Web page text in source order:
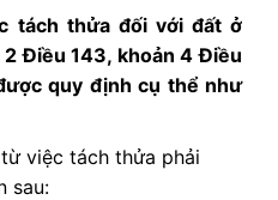
tách thửa đối với đất ở
Điều 143, khoản 4 Điều
quy định cụ thể như
việc tách thửa phải
sau: